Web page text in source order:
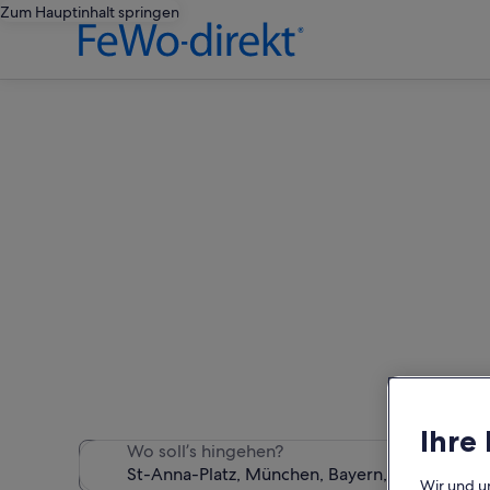
Zum Hauptinhalt springen
Wo soll’s hingehen? Ihre
Wir und